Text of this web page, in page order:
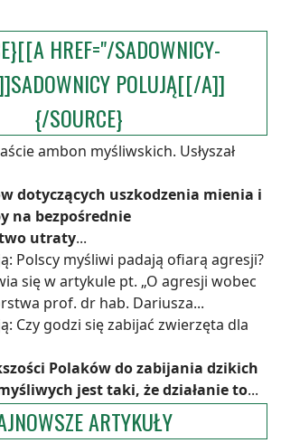
HREF="/SADOWNICY-
POLUJĄ[[/A]]
{/SOURCE}
ambon myśliwskich. Usłyszał
dotyczących uszkodzenia mienia i
na bezpośrednie
utraty...
Polscy myśliwi padają ofiarą agresji?
się w artykule pt. „O agresji wobec
prof. dr hab. Dariusza...
Czy godzi się zabijać zwierzęta dla
Polaków do zabijania dzikich
jest taki, że działanie to...
ARTYKUŁY